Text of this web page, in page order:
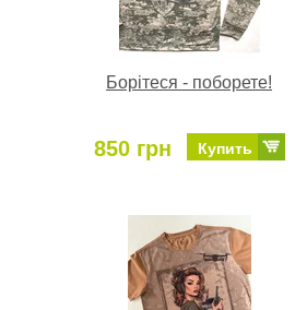
Борітеся - поборете!
850 грн Купить